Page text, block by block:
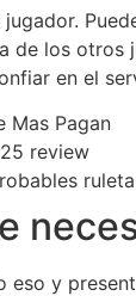
de los
en el
Mas Pagan
review
ruleta
eso y